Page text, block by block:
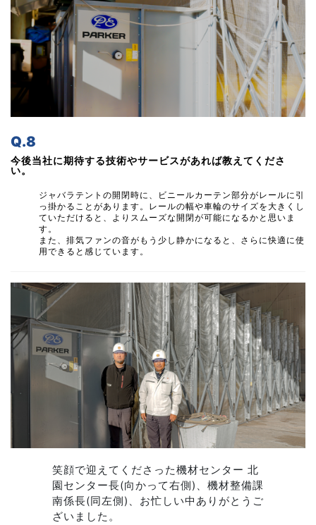
Q.8
今後当社に期待する技術やサービスがあれば教えてくださ
い。
ジャバラテントの開閉時に、ビニールカーテン部分がレールに引
っ掛かることがあります。レールの幅や車輪のサイズを大きくし
ていただけると、よりスムーズな開閉が可能になるかと思いま
す。
また、排気ファンの音がもう少し静かになると、さらに快適に使
用できると感じています。
笑顔で迎えてくださった機材センター 北
園センター長(向かって右側)、機材整備課
南係長(同左側)、お忙しい中ありがとうご
ざいました。